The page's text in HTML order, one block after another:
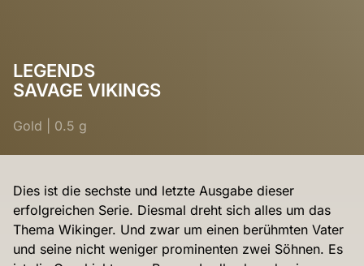
LEGENDS
SAVAGE VIKINGS
Gold 0.5 g
Dies ist die sechste und letzte Ausgabe dieser
erfolgreichen Serie. Diesmal dreht sich alles um das
Thema Wikinger. Und zwar um einen berühmten Vater
und seine nicht weniger prominenten zwei Söhnen. Es